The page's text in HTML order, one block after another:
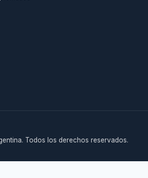
Todos los derechos reservados.